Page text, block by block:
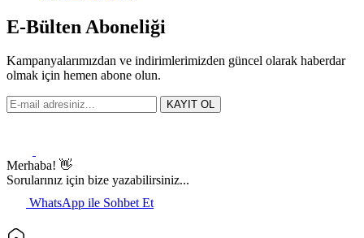
E-Bülten Aboneliği
Kampanyalarımızdan ve indirimlerimizden güncel olarak haberdar
olmak için hemen abone olun.
KAYIT OL
Merhaba! 👋
Sorularınız için bize yazabilirsiniz...
WhatsApp ile Sohbet Et